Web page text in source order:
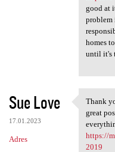
good at
problem
homes
until it's
Sue Love
17.01.2023
Adres
Thank
Thank
great
https://
2019